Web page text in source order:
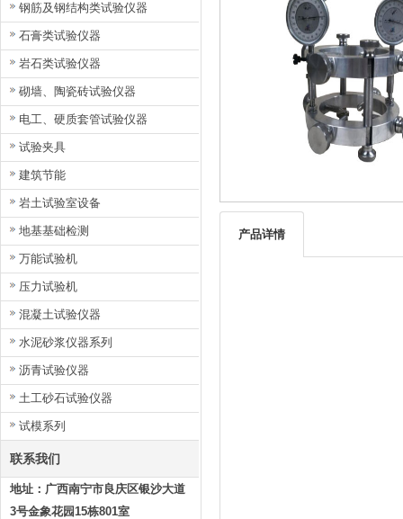
钢筋及钢结构类试验仪器
石膏类试验仪器
岩石类试验仪器
砌墙、陶瓷砖试验仪器
电工、硬质套管试验仪器
试验夹具
建筑节能
岩土试验室设备
地基基础检测
万能试验机
压力试验机
混凝土试验仪器
水泥砂浆仪器系列
沥青试验仪器
土工砂石试验仪器
试模系列
联系我们
地址：广西南宁市良庆区银沙大道
3号金象花园15栋801室
产品详情